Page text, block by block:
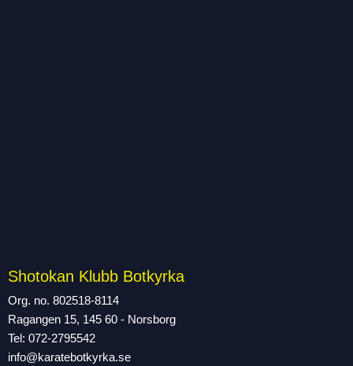
Shotokan Klubb Botkyrka
Org. no. 802518-8114
Ragangen 15, 145 60 - Norsborg
Tel: 072-2795542
info@karatebotkyrka.se